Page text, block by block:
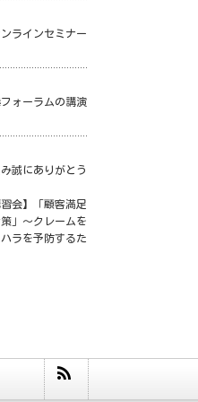
ラインセミナー
ォーラムの講演
誠にありがとう
会】「顧客満足
」～クレームを
ラを予防するた